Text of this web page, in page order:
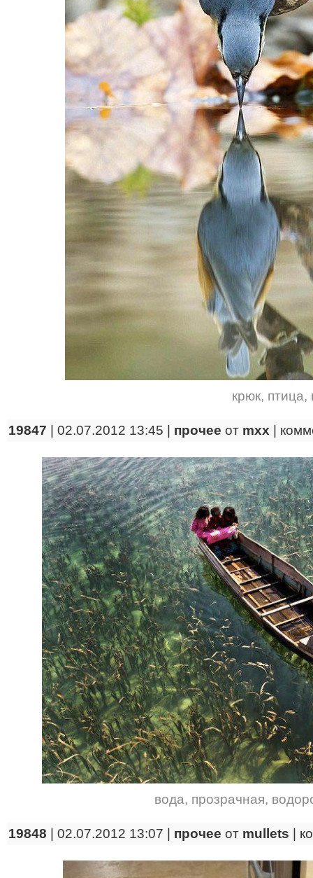
крюк, птица,
19847 | 02.07.2012 13:45 | прочее от mxx
вода, прозрачная,
19848 | 02.07.2012 13:07 | прочее от mullets